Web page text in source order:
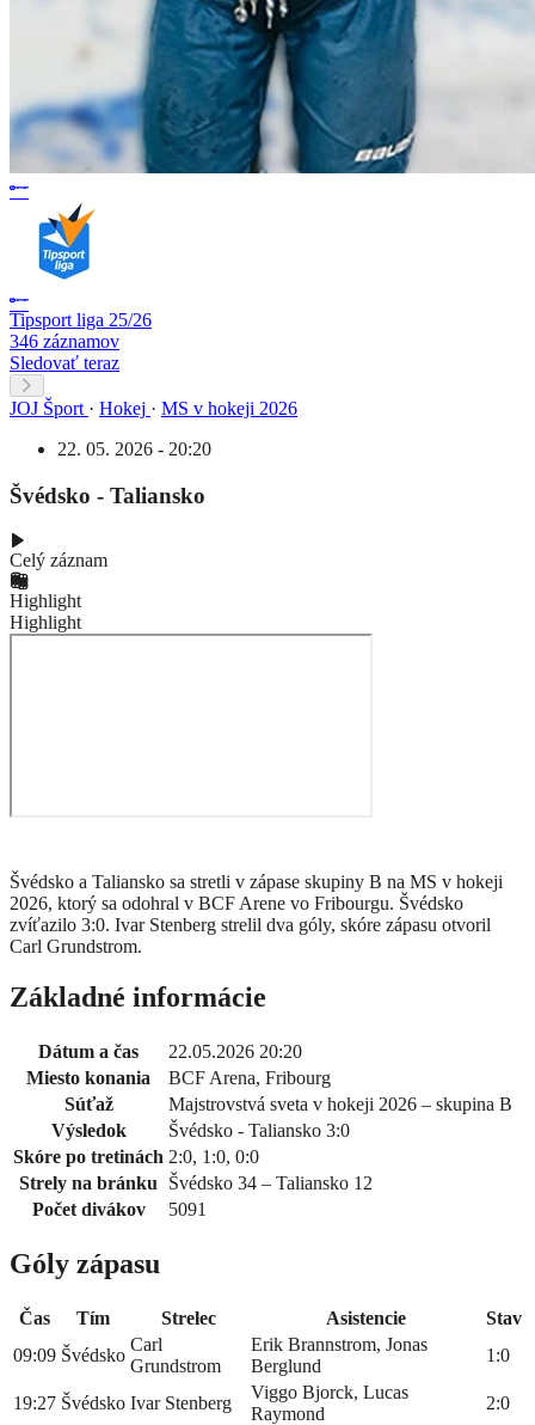
Tipsport liga 25/26
346 záznamov
Sledovať teraz
JOJ Šport · Hokej · MS v hokeji 2026
22. 05. 2026 - 20:20
Švédsko - Taliansko
Celý záznam
Highlight
Highlight
Švédsko a Taliansko sa stretli v zápase skupiny B na MS v hokeji
2026, ktorý sa odohral v BCF Arene vo Fribourgu. Švédsko
zvíťazilo 3:0. Ivar Stenberg strelil dva góly, skóre zápasu otvoril
Carl Grundstrom.
Základné informácie
Dátum a čas
22.05.2026 20:20
Miesto konania
BCF Arena, Fribourg
Súťaž
Majstrovstvá sveta v hokeji 2026 – skupina B
Výsledok
Švédsko - Taliansko 3:0
Skóre po tretinách 2:0, 1:0, 0:0
Strely na bránku
Švédsko 34 – Taliansko 12
Počet divákov
5091
Góly zápasu
Čas Tím Strelec Asistencie
Stav
09:09 Švédsko
Carl
Grundstrom
Erik Brannstrom, Jonas
Berglund
1:0
19:27 Švédsko Ivar Stenberg
Viggo Bjorck, Lucas
Raymond
2:0